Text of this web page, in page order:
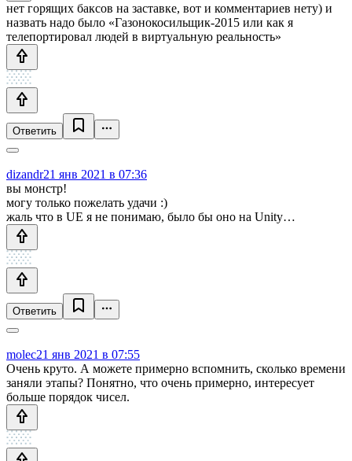
нет горящих баксов на заставке, вот и комментариев нету) и
назвать надо было «Газонокосильщик-2015 или как я
телепортировал людей в виртуальную реальность»
Ответить
dizandr21 янв 2021 в 07:36
вы монстр!
могу только пожелать удачи :)
жаль что в UE я не понимаю, было бы оно на Unity…
Ответить
molec21 янв 2021 в 07:55
Очень круто. А можете примерно вспомнить, сколько времени
заняли этапы? Понятно, что очень примерно, интересует
больше порядок чисел.